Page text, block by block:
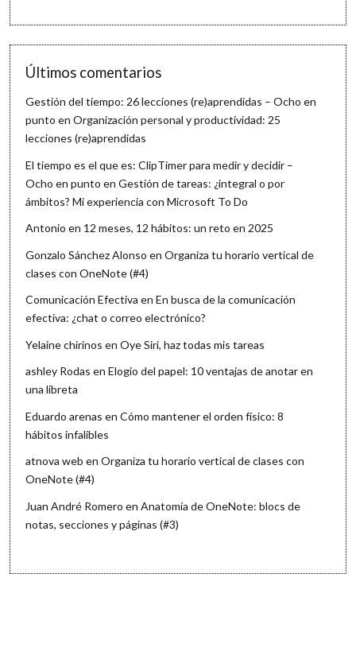
Últimos comentarios
Gestión del tiempo: 26 lecciones (re)aprendidas – Ocho en
punto enOrganización personal y productividad: 25
lecciones (re)aprendidas
El tiempo es el que es: ClipTimer para medir y decidir –
Ocho en punto enGestión de tareas: ¿integral o por
ámbitos? Mi experiencia con Microsoft To Do
Antonio en 12 meses, 12 hábitos: un reto en 2025
Gonzalo Sánchez Alonso enOrganiza tu horario vertical de
clases con OneNote (#4)
Comunicación Efectiva enEn busca de la comunicación
efectiva: ¿chat o correo electrónico?
Yelaine chirinos enOye Siri, haz todas mis tareas
ashley Rodas enElogio del papel: 10 ventajas de anotar en
una libreta
Eduardo arenas enCómo mantener el orden físico: 8
hábitos infalibles
atnova web enOrganiza tu horario vertical de clases con
OneNote (#4)
Juan André Romero enAnatomía de OneNote: blocs de
notas, secciones y páginas (#3)